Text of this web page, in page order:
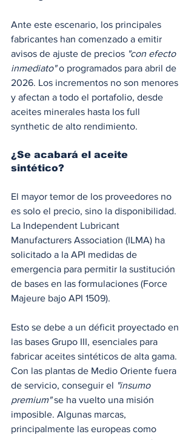
Ante este escenario, los principales
fabricantes han comenzado a emitir
avisos de ajuste de precios "con efecto
inmediato" o programados para abril de
2026. Los incrementos no son menores
y afectan a todo el portafolio, desde
aceites minerales hasta los full
synthetic de alto rendimiento.
¿Se acabará el aceite
sintético?
El mayor temor de los proveedores no
es solo el precio, sino la disponibilidad.
La Independent Lubricant
Manufacturers Association (ILMA) ha
solicitado a la API medidas de
emergencia para permitir la sustitución
de bases en las formulaciones (Force
Majeure bajo API 1509).
Esto se debe a un déficit proyectado en
las bases Grupo III, esenciales para
fabricar aceites sintéticos de alta gama.
Con las plantas de Medio Oriente fuera
de servicio, conseguir el "insumo
premium" se ha vuelto una misión
imposible. Algunas marcas,
principalmente las europeas como